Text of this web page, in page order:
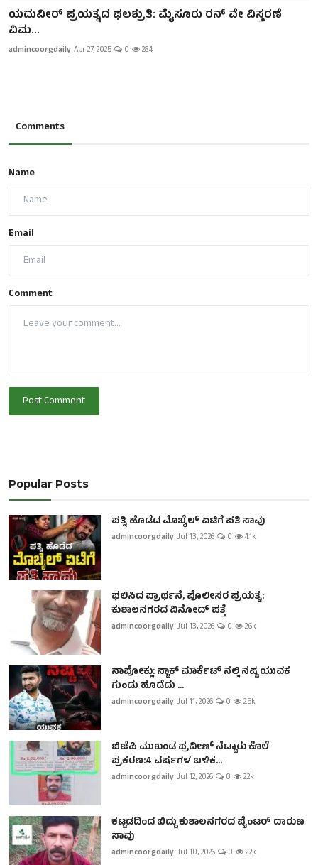
ಯದುವೀರ್‌ ಪ್ರಯತ್ನದ ಫಲಶ್ರುತಿ: ಮೈಸೂರು ರನ್‌ ವೇ ವಿಸ್ತರಣೆ
ವಿಮ...
admincoorgdaily Apr 27, 2025 0 284
Comments
Name
Email
Comment
Post Comment
Popular Posts
ಪತ್ನಿ ಹೊಡೆದ ಮೊಬೈಲ್ ಏಟಿಗೆ ಪತಿ ಸಾವು
admincoorgdaily Jul 13, 2026 0 4.1k
ಫಲಿಸಿದ ಪ್ರಾರ್ಥನೆ, ಪೊಲೀಸರ ಪ್ರಯತ್ನ:
ಕುಶಾಲನಗರದ ವಿನೋದ್ ಪತ್ತೆ
admincoorgdaily Jul 13, 2026 0 2.6k
ನಾಪೋಕ್ಲು: ಸ್ಟಾಕ್ ಮಾರ್ಕೆಟ್ ನಲ್ಲಿ ನಷ್ಟ ಯುವಕ
ಗುಂಡು ಹೊಡೆದು ...
admincoorgdaily Jul 11, 2026 0 2.5k
ಬಿಜೆಪಿ ಮುಖಂಡ ಪ್ರವೀಣ್ ನೆಟ್ಟಾರು ಕೊಲೆ
ಪ್ರಕರಣ:4 ವರ್ಷಗಳ ಬಳಿಕ...
admincoorgdaily Jul 12, 2026 0 2.2k
ಕಟ್ಟಡದಿಂದ ಬಿದ್ದು ಕುಶಾಲನಗರದ ಪೈಂಟರ್ ದಾರುಣ
ಸಾವು
admincoorgdaily Jul 10, 2026 0 2.2k